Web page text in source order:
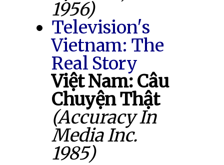
1956)
Television's
Vietnam: The
Real Story
Việt Nam: Câu
Chuyện Thật
(Accuracy In
Media Inc.
1985)